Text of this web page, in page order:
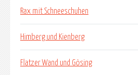
Rax mit Schneeschuhen
Himberg und Kienberg
Flatzer Wand und Gösing